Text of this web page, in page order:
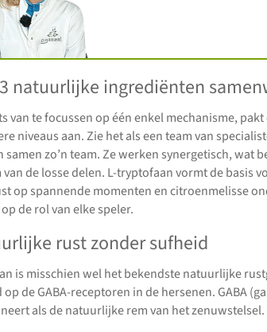
natuurlijke ingrediënten
van te focussen op één enkel mechanisme,
niveaus aan. Zie het als een team van
samen zo’n team. Ze werken synergetisch, wat
van de losse delen. L-tryptofaan vormt de basis
op spannende momenten en citroenmelisse
de rol van elke speler.
rust zonder sufheid
is misschien wel het bekendste natuurlijke
op de GABA-receptoren in de hersenen. GABA
als de natuurlijke rem van het